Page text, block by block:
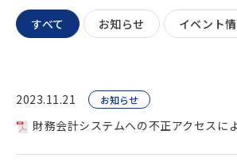
すべて お知らせ イベント
2023.11.21 お知らせ
財務会計システムへの不正アクセスによる情報流